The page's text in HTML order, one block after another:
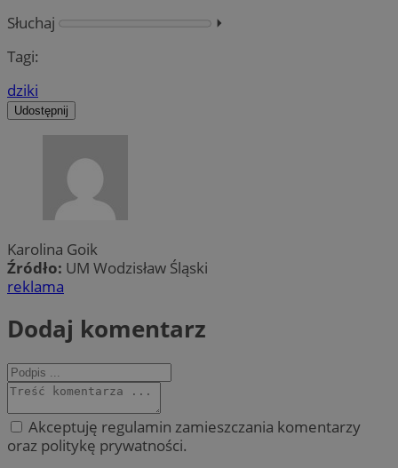
Słuchaj
⏵︎
Tagi:
dziki
Udostępnij
Karolina Goik
Źródło: UM Wodzisław Śląski
reklama
Dodaj komentarz
Akceptuję regulamin zamieszczania komentarzy
oraz politykę prywatności.